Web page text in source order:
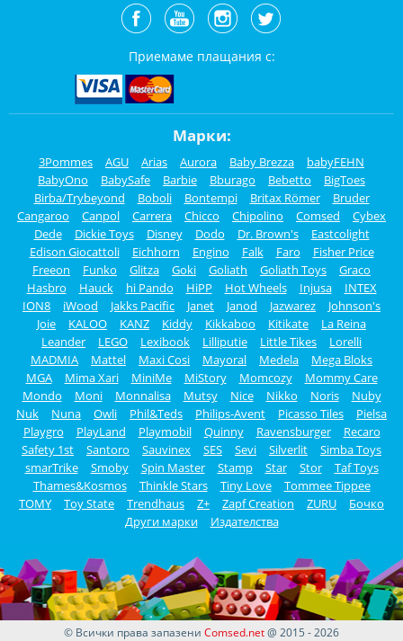
Приемаме плащания с:
Марки:
3Pommes AGU Arias Aurora Baby Brezza
babyFEHN
BabyOno
BabySafe Barbie Bburago Bebetto
BigToes
Birba/Trybeyond
Boboli Bontempi Britax Römer
Bruder
Cangaroo
Canpol Carrera Chicco Chipolino Comsed
Cybex
Dede
Dickie Toys Disney Dodo Dr. Brown's
Eastcolight
Edison Giocattoli
Eichhorn Engino Falk Faro
Fisher Price
Freeon
Funko Glitza Goki Goliath Goliath Toys
Graco
Hasbro
Hauck hi Pando HiPP Hot Wheels Injusa
INTEX
ION8
iWood Jakks Pacific Janet Janod Jazwarez
Johnson's
Joie
KALOO KANZ Kiddy Kikkaboo Kitikate
La Reina
Leander
LEGO Lexibook Lilliputie Little Tikes
Lorelli
MADMIA
Mattel Maxi Cosi Mayoral Medela
Mega Bloks
MGA
Mima Xari MiniMe MiStory Momcozy
Mommy Care
Mondo
Moni Monnalisa Mutsy Nice Nikko Noris
Nuby
Nuk
Nuna Owli Phil&Teds Philips-Avent Picasso Tiles
Pielsa
Playgro
PlayLand Playmobil Quinny Ravensburger
Recaro
Safety 1st
Santoro Sauvinex SES Sevi Silverlit
Simba Toys
smarTrike
Smoby Spin Master Stamp Star Stor
Taf Toys
Thames&Kosmos
Thinkle Stars Tiny Love
Tommee Tippee
TOMY
Toy State Trendhaus Z+ Zapf Creation ZURU
Бочко
Други марки
Издателства
© Всички права запазени Comsed.net@ 2015 - 2026